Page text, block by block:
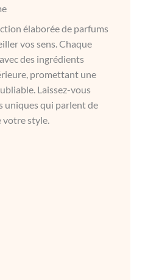
élaborée de parfums
vos sens. Chaque
des ingrédients
promettant une
Laissez-vous
uniques qui parlent de
votre style.